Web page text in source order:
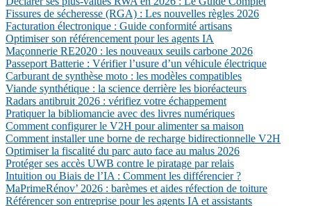
Fissures de sécheresse (RGA) : Les nouvelles règles 2026
Facturation électronique : Guide conformité artisans
Optimiser son référencement pour les agents IA
Maçonnerie RE2020 : les nouveaux seuils carbone 2026
Passeport Batterie : Vérifier l’usure d’un véhicule électrique
Carburant de synthèse moto : les modèles compatibles
Viande synthétique : la science derrière les bioréacteurs
Radars antibruit 2026 : vérifiez votre échappement
Pratiquer la bibliomancie avec des livres numériques
Comment configurer le V2H pour alimenter sa maison
Comment installer une borne de recharge bidirectionnelle V2H
Optimiser la fiscalité du parc auto face au malus 2026
Protéger ses accès UWB contre le piratage par relais
Intuition ou Biais de l’IA : Comment les différencier ?
MaPrimeRénov’ 2026 : barèmes et aides réfection de toiture
Référencer son entreprise pour les agents IA et assistants